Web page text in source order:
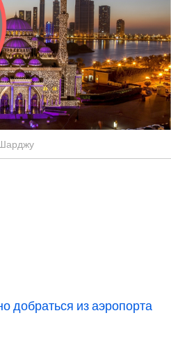
добраться из аэропорта